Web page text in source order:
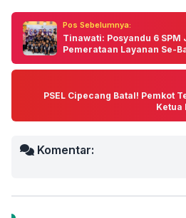
Pos Sebelumnya:
Tinawati: Posyandu 6 SPM
Pemerataan Layanan Se-
PSEL Cipecang Batal! Pemkot
Ketua
Komentar: